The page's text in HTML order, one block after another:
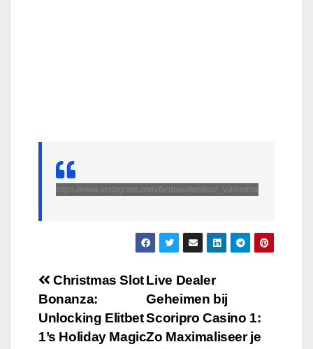
https://www.instagram.com/farmavalentina/_Valentina
Navigation
de
l’article
Live Dealer
Geheimen bij
Scoripro Casino 1:
Zo Maximaliseer je
Christmas Slot
Bonanza:
Unlocking Elitbet
1’s Holiday Magic